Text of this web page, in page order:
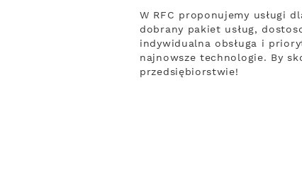
W RFC proponujemy usługi
dobrany pakiet usług,
indywidualna obsługa i
najnowsze technologie. By
przedsiębiorstwie!